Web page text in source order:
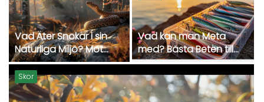
Skor
Vad Äter Snokar i sin
Naturliga Miljö? Möt
Sveriges Största Orm
Vad kan man Meta
med? Bästa Beten till
Metfiske!